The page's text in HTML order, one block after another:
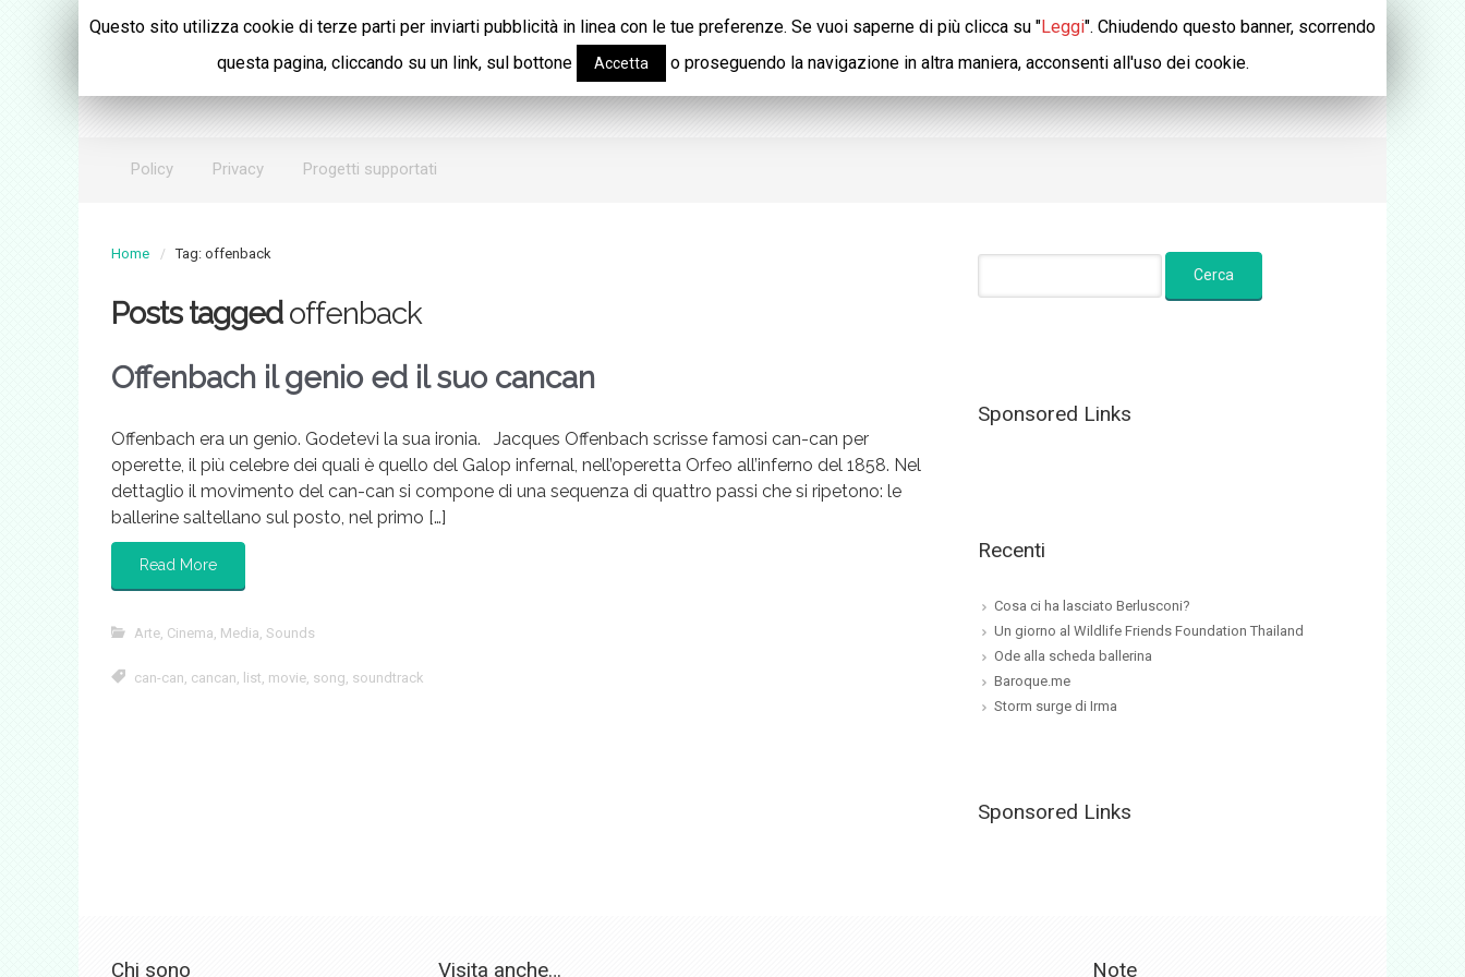
Daniele Davì Spolvera la tua mente
Policy Privacy Progetti supportati
Home Tag: offenback
Posts taggedoffenback
Offenbach il genio ed il suo cancan
Offenbach era un genio. Godetevi la sua ironia. Jacques Offenbach scrisse famosi can-can per
operette, il più celebre dei quali è quello del Galop infernal, nell’operetta Orfeo all’inferno del 1858. Nel
dettaglio il movimento del can-can si compone di una sequenza di quattro passi che si ripetono: le
ballerine saltellano sul posto, nel primo […]
Read More
Arte, Cinema, Media, Sounds
can-can, cancan, list, movie, song, soundtrack
Sponsored Links
Recenti
Cosa ci ha lasciato Berlusconi?
Un giorno al Wildlife Friends Foundation Thailand
Ode alla scheda ballerina
Baroque.me
Storm surge di Irma
Sponsored Links
Chi sono Visita anche… Note
Questo sito utilizza cookie di terze parti per inviarti pubblicità in linea con le tue preferenze. Se vuoi saperne di più clicca su "Leggi". Chiudendo questo banner, scorrendo
questa pagina, cliccando su un link, sul bottone
Accetta o proseguendo la navigazione in altra maniera, acconsenti all'uso dei cookie.